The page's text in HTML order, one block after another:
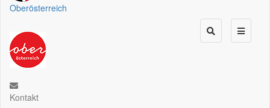
Oberösterreich
Kontakt